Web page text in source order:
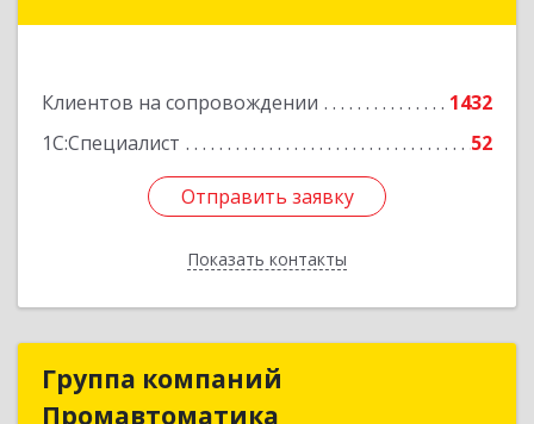
Клиентов на сопровождении
1432
1С:Специалист
52
Отправить заявку
Показать контакты
Отправить заявку
Назад
Группа компаний
Промавтоматика
Группа компаний
Промавтоматика